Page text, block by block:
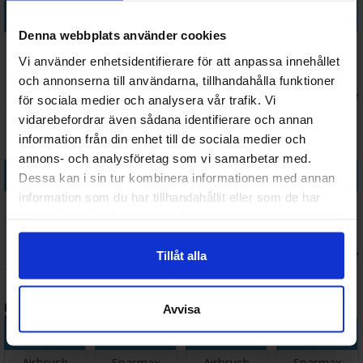
Denna webbplats använder cookies
Vi använder enhetsidentifierare för att anpassa innehållet
och annonserna till användarna, tillhandahålla funktioner
för sociala medier och analysera vår trafik. Vi
vidarebefordrar även sådana identifierare och annan
information från din enhet till de sociala medier och
annons- och analysföretag som vi samarbetar med.
Dessa kan i sin tur kombinera informationen med annan
information som du har tillhandahållit eller som de har
Tillåt alla
Avvisa
Airbrush
Masking Putty
- 60g
249 SEK Väntas in:
2026-09-30
Bas för färg
Klämmor för
airbrush
74 SEKVäntas in:
2026-08-21
Airbrush
Masking Film
20cm x 4m
169 SEK Väntas in:
2026-08-26
QuickRelease
Adapter 1/8
I
Köp
H&S Giraldez
MkII Solo
Köp
Spider Serum
ml
I lager:2
Köp
H&S
m/ MAC ventill
329 SEK
Köp
Banding
for Airbrush
I
Köp Köp Köp Köp